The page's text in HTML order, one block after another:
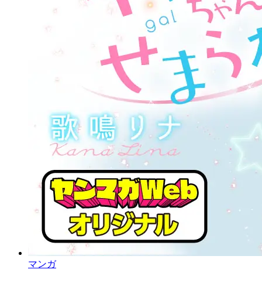
マンガ